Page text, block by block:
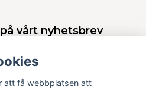
vårt nyhetsbrev
att få webbplatsen att